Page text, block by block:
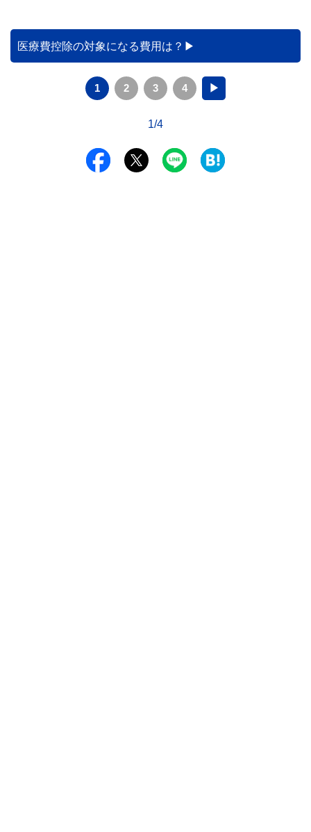
医療費控除の対象になる費用は？
1 2 3 4 ▶
1/4